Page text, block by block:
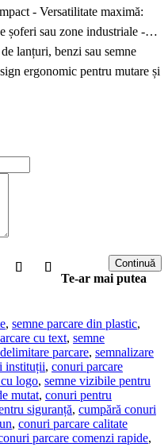
- Versatilitate maximă:
șoferi sau zone industriale -
lanțuri, benzi sau semne
ergonomic pentru mutare și
eficient spațiile și
Continuă
Te-ar mai putea
, semne parcare din plastic,
cu text, semne
parcare, semnalizare
instituții, conuri parcare
logo, semne vizibile pentru
mutat, conuri pentru
siguranță, cumpără conuri
, conuri parcare calitate
parcare comenzi rapide,